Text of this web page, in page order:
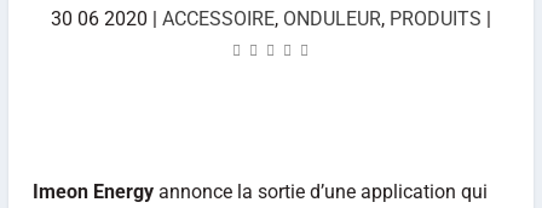
30 06 2020 | ACCESSOIRE, ONDULEUR, PRODUITS |
Imeon Energyannonce la sortie d’une application qui